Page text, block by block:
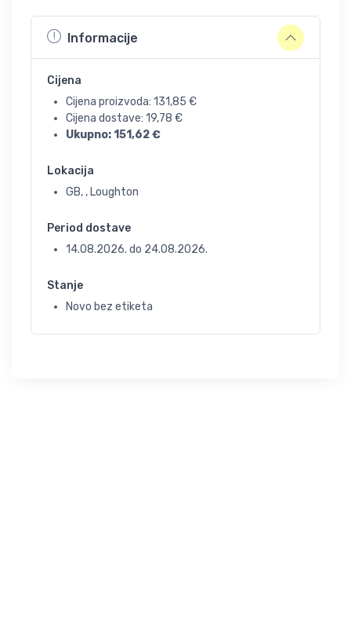
Informacije
Cijena
Cijena proizvoda: 131,85 €
Cijena dostave: 19,78 €
Ukupno:151,62€
Lokacija
GB, , Loughton
Period dostave
14.08.2026. do 24.08.2026.
Stanje
Novo bez etiketa